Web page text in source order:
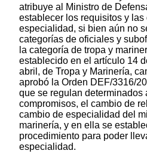
atribuye al Ministro de
establecer los requisitos y
especialidad, si bien aún no
categorías de oficiales y
la categoría de tropa y
establecido en el artículo 14
abril, de Tropa y Marinería,
aprobó la Orden DEF/3316/
que se regulan determinados
compromisos, el cambio de
cambio de especialidad del
marinería, y en ella se
procedimiento para poder
especialidad.